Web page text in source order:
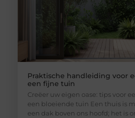
Praktische handleiding voor
een fijne tuin
Creëer uw eigen oase: tips voor
een bloeiende tuin Een thuis is
een dak boven ons hoofd; het is